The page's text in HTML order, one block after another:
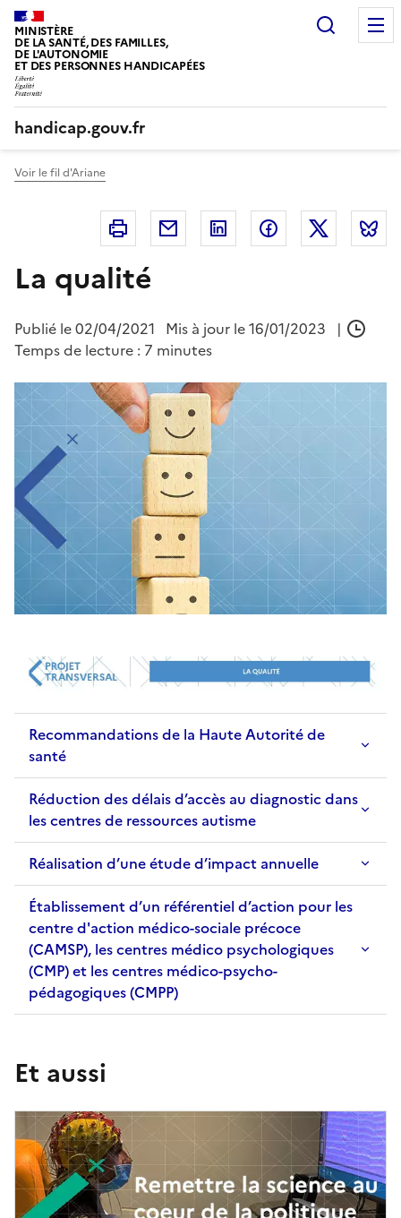
Panneau de gestion des cookies
MINISTÈRE
DE LA SANTÉ, DES FAMILLES,
DE L'AUTONOMIE
ET DES PERSONNES HANDICAPÉES
handicap.gouv.fr
Voir le fil d'Ariane
Imprimer Courriel Linkedin FacebookTwitter
La qualité
Publié le02/04/2021 Mis à jour le 16/01/2023
|
Temps de lecture : 7 minutes
Recommandations de la Haute Autorité de
santé
Réduction des délais d’accès au diagnostic dans
les centres de ressources autisme
Réalisation d’une étude d’impact annuelle
Établissement d’un référentiel d’action pour les
centre d'action médico-sociale précoce
(CAMSP), les centres médico psychologiques
(CMP) et les centres médico-psycho-
pédagogiques (CMPP)
Et aussi